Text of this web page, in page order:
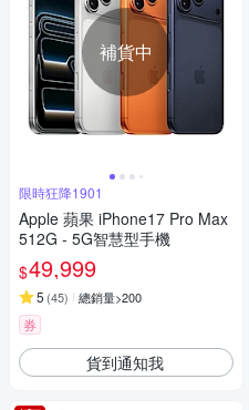
補貨中
限時狂降1901
Apple 蘋果 iPhone17 Pro Max
512G - 5G智慧型手機
$49,999
5 (45) 總銷量>200
券
貨到通知我